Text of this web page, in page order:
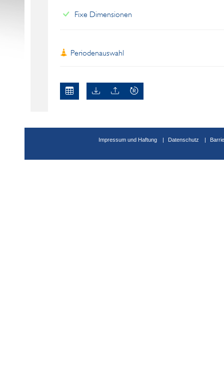
Fixe Dimensionen
Periodenauswahl
Impressum und Haftung Datenschutz